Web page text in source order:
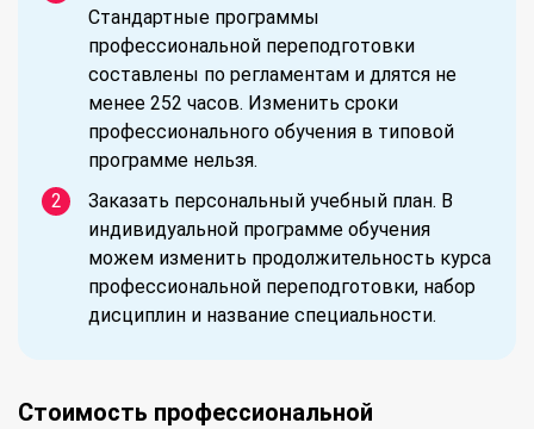
Стандартные программы
профессиональной переподготовки
составлены по регламентам и длятся не
менее 252 часов. Изменить сроки
профессионального обучения в типовой
программе нельзя.
Заказать персональный учебный план. В
индивидуальной программе обучения
можем изменить продолжительность курса
профессиональной переподготовки, набор
дисциплин и название специальности.
Стоимость профессиональной